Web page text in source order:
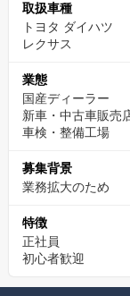
取扱車種
トヨタ ダイハツ
レクサス
業態
国産ディーラー
新車・中古車販売
車検・整備工場
募集背景
業務拡大のため
特徴
正社員
初心者歓迎